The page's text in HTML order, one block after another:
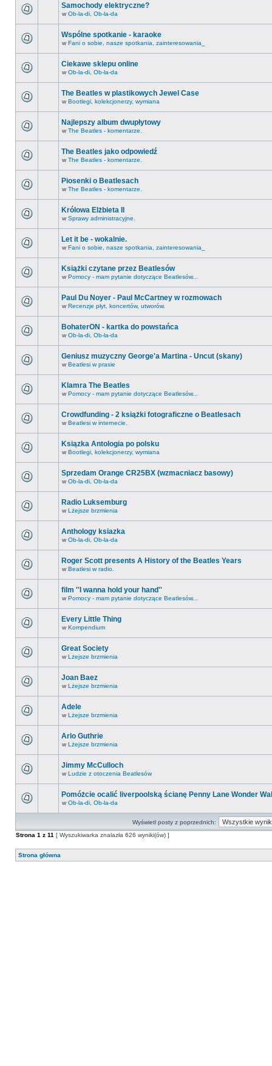
Samochody elektryczne?
w Ob-la-di, Ob-la-da
Wspólne spotkanie - karaoke
w Fani o sobie, nasze spotkania, zainteresowania_
Ciekawe sklepu online
w Ob-la-di, Ob-la-da
The Beatles w plastikowych Jewel Case
w Bootlegi, kolekcjonerzy, wymiana
Najlepszy album dwupłytowy
w The Beatles - komentarze.
The Beatles jako odpowiedź
w The Beatles - komentarze.
Piosenki o Beatlesach
w The Beatles - komentarze.
Królowa Elżbieta II
w Sprawy administracyjne.
Let it be - wokalnie.
w Fani o sobie, nasze spotkania, zainteresowania_
Książki czytane przez Beatlesów
w Pomocy - mam pytanie dotyczące Beatlesów...
Paul Du Noyer - Paul McCartney w rozmowach
w Recenzje płyt, koncertów, utworów.
BohaterON - kartka do powstańca
w Ob-la-di, Ob-la-da
Geniusz muzyczny George'a Martina - Uncut (skany)
w Beatlesi w prasie
Klamra The Beatles
w Pomocy - mam pytanie dotyczące Beatlesów...
Crowdfunding - 2 książki fotograficzne o Beatlesach
w Beatlesi w internecie.
Ksiązka Antologia po polsku
w Bootlegi, kolekcjonerzy, wymiana
Sprzedam Orange CR25BX (wzmacniacz basowy)
w Ob-la-di, Ob-la-da
Radio Luksemburg
w Lżejsze brzmienia
Anthology ksiazka
w Ob-la-di, Ob-la-da
Roger Scott presents A History of the Beatles Years
w Beatlesi w radio.
film ''I wanna hold your hand''
w Pomocy - mam pytanie dotyczące Beatlesów...
Every Little Thing
w Kompendium
Great Society
w Lżejsze brzmienia
Joan Baez
w Lżejsze brzmienia
Adele
w Lżejsze brzmienia
Arlo Guthrie
w Lżejsze brzmienia
Jimmy McCulloch
w Ludzie z otoczenia Beatlesów
Pomóżcie ocalić liverpoolską ścianę Penny Lane Wonder
w Ob-la-di, Ob-la-da
Wyświetl posty z poprzednich:
Strona 1 z 11 [ Wyszukiwarka znalazła 626 wyniki(ów) ]
Strona główna